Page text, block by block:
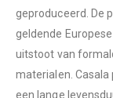
geproduceerd. De
geldende
uitstoot van
materialen.
een lange